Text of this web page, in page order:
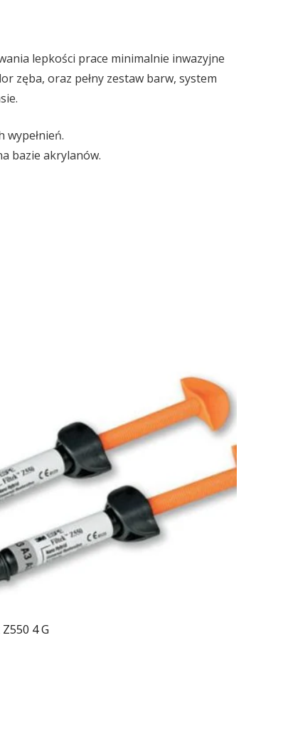
lepkości prace minimalnie inwazyjne
zęba, oraz pełny zestaw barw, system
wypełnień.
bazie akrylanów.
4 G